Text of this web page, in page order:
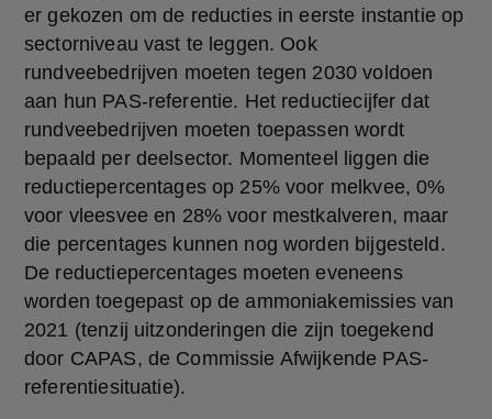
er gekozen om de reducties in eerste instantie op
sectorniveau vast te leggen. Ook
rundveebedrijven moeten tegen 2030 voldoen
aan hun PAS-referentie. Het reductiecijfer dat
rundveebedrijven moeten toepassen wordt
bepaald per deelsector. Momenteel liggen die
reductiepercentages op 25% voor melkvee, 0%
voor vleesvee en 28% voor mestkalveren, maar
die percentages kunnen nog worden bijgesteld.
De reductiepercentages moeten eveneens
worden toegepast op de ammoniakemissies van
2021 (tenzij uitzonderingen die zijn toegekend
door CAPAS, de Commissie Afwijkende PAS-
referentiesituatie).